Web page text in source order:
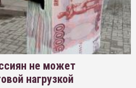
не может
нагрузкой